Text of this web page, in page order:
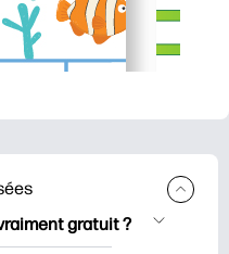
gratuit ?